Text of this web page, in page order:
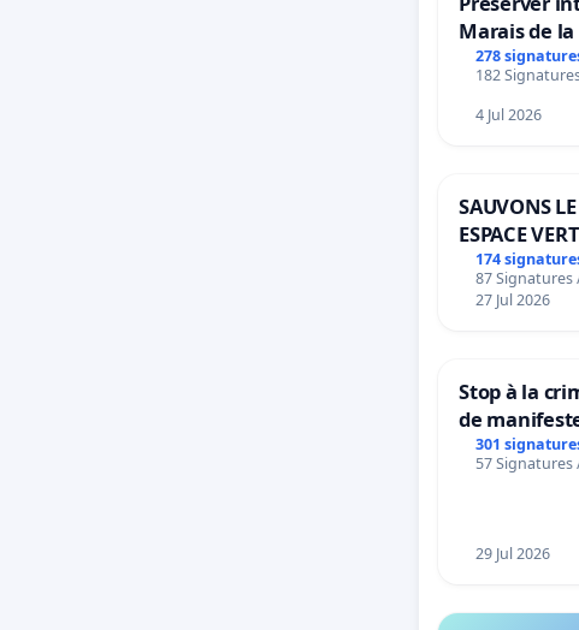
Marais de la
278
182
4 Jul 2026
SAUVONS
ESPACE
BOUGERIES
174
87 Signatures
27 Jul 2026
Stop à la
de
301
57 Signatures
29 Jul 2026